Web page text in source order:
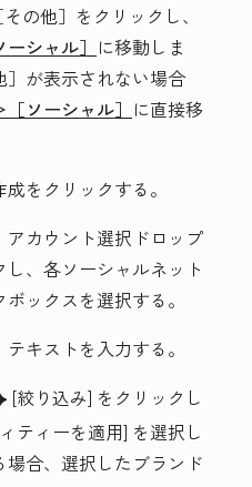
その他］をクリックし、
ーシャル］ に移動しま
］が表示されない場合
［ソーシャル］ に直接移
成をクリックする。
アカウント選択 ドロップ
、各ソーシャルネット
ボックスを選択する。
テキストを入力する。
[絞り込み] をクリックし
ティーを適用] を選択し
場合、選択したブランド